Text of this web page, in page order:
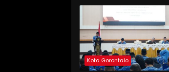
Kota Gorontalo